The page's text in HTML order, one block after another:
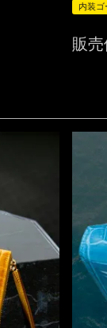
内装ゴ
販